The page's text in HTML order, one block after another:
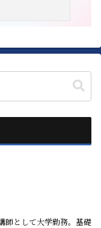
師として大学勤務。基礎